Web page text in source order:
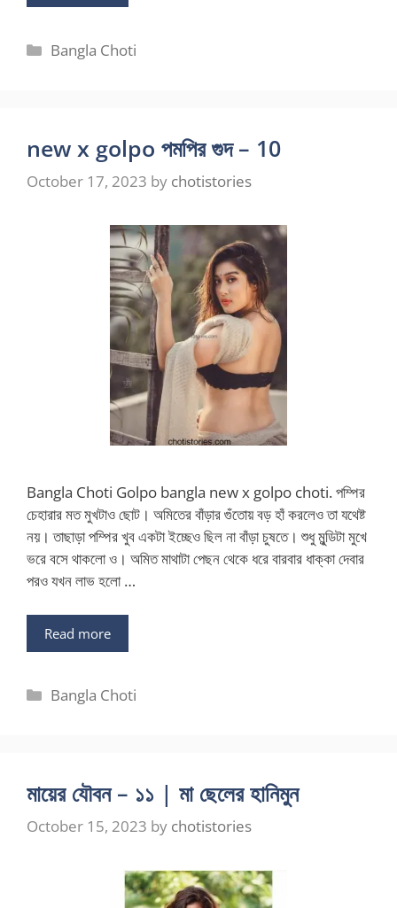
Categories
Bangla Choti
new x golpo পমপির গুদ – 10
October 17, 2023 by chotistories
Bangla Choti Golpo bangla new x golpo choti. পম্পির
চেহারার মত মুখটাও ছোট। অমিতের বাঁড়ার গুঁতোয় বড় হাঁ করলেও তা যথেষ্ট
নয়। তাছাড়া পম্পির খুব একটা ইচ্ছেও ছিল না বাঁড়া চুষতে। শুধু মুন্ডিটা মুখে
ভরে বসে থাকলো ও। অমিত মাথাটা পেছন থেকে ধরে বারবার ধাক্কা দেবার
পরও যখন লাভ হলো …
Read more
Categories
Bangla Choti
মায়ের যৌবন – ১১ | মা ছেলের হানিমুন
October 15, 2023 by chotistories